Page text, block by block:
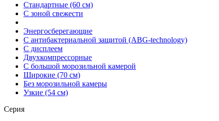
Стандартные (60 см)
С зоной свежести
Энергосберегающие
С антибактериальной защитой (ABG-technology)
С дисплеем
Двухкомпрессорные
С большой морозильной камерой
Широкие (70 см)
Без морозильной камеры
Узкие (54 см)
Серия